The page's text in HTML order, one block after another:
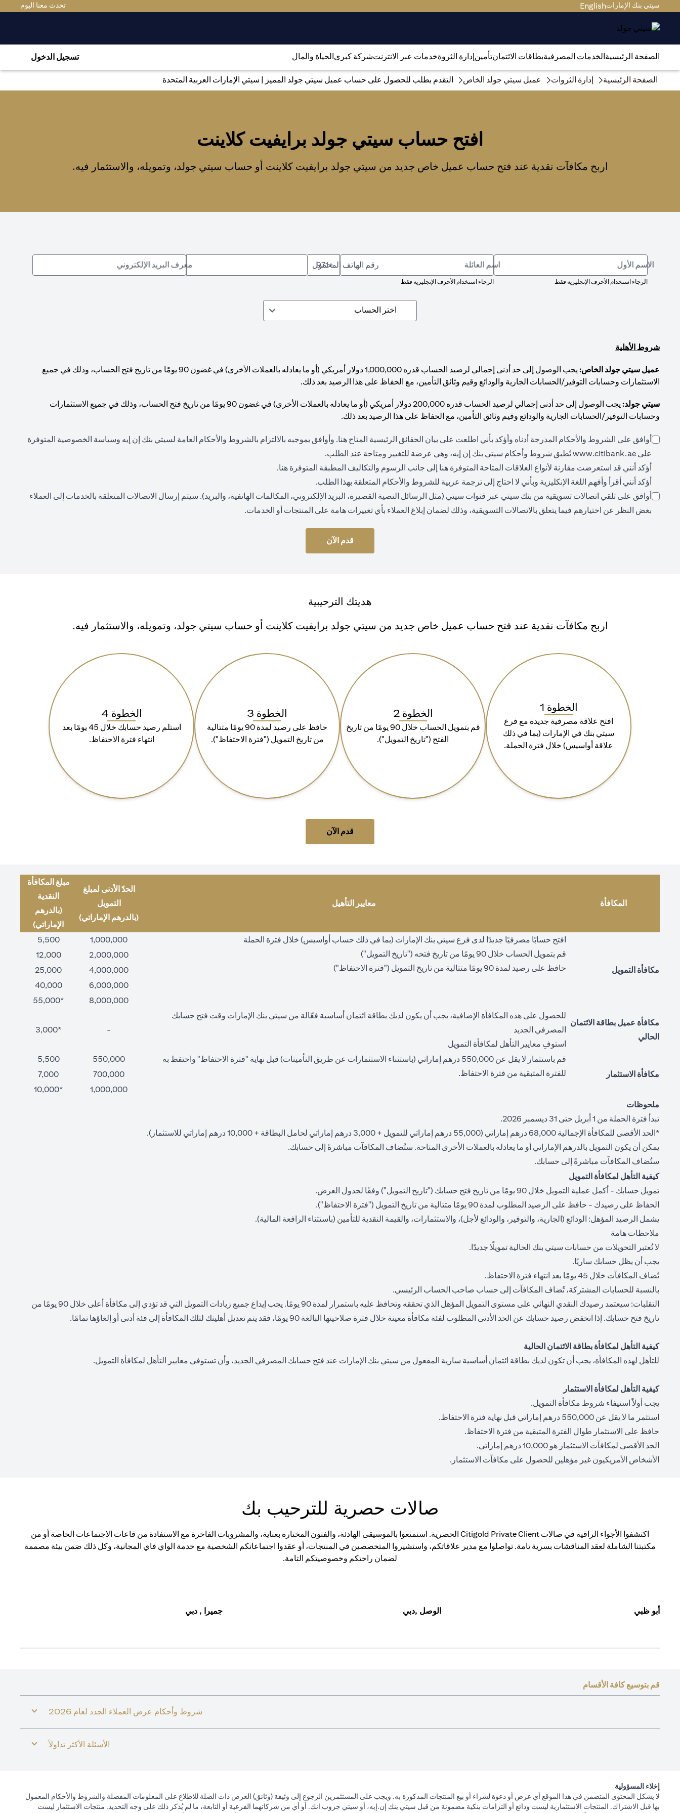
سيتي بنك الإماراتEnglish تحدث معنا اليوم
الصفحة الرئيسيةالخدمات المصرفيةبطاقات الائتمانتأمينإدارة الثروةخدمات عبر الانترنتشركة كبرىالحياة والمال تسجيل الدخول
الصفحة الرئيسية إدارة الثروات عميل سيتي جولد الخاص التقدم بطلب للحصول على حساب عميل سيتي جولد المميز | سيتي الإمارات العربية المتحدة
افتح حساب سيتي جولد برايفيت كلاينت
اربح مكافآت نقدية عند فتح حساب عميل خاص جديد من سيتي جولد برايفيت كلاينت أو حساب سيتي جولد، وتمويله، والاستثمار فيه.
الرجاء استخدام الأحرف الإنجليزية فقط
الاسم الأول
الرجاء استخدام الأحرف الإنجليزية فقط
اسم العائلة +971
رقم الهاتف المحمول معرف البريد الإلكتروني
شروط الأهلية
عميل سيتي جولد الخاص:
يجب الوصول إلى حد أدنى إجمالي لرصيد الحساب قدره 1,000,000 دولار أمريكي (أو ما يعادله بالعملات الأخرى) في غضون 90 يومًا من تاريخ فتح الحساب، وذلك في جميع
الاستثمارات وحسابات التوفير/الحسابات الجارية والودائع وقيم وثائق التأمين، مع الحفاظ على هذا الرصيد بعد ذلك.
سيتي جولد:
يجب الوصول إلى حد أدنى إجمالي لرصيد الحساب قدره 200,000 دولار أمريكي (أو ما يعادله بالعملات الأخرى) في غضون 90 يومًا من تاريخ فتح الحساب، وذلك في جميع الاستثمارات
وحسابات التوفير/الحسابات الجارية والودائع وقيم وثائق التأمين، مع الحفاظ على هذا الرصيد بعد ذلك.
أوافق على الشروط والأحكام المدرجة أدناه وأؤكد بأني اطلعت على بيان الحقائق الرئيسية المتاح هنا(opens in a new tab). وأوافق بموجبه بالالتزام بالشروط والأحكام العامة لسيتي بنك إن إيه وسياسة الخصوصية المتوفرة
على www.citibank.ae
(opens in a new tab)تُطبق شروط وأحكام سيتي بنك إن إيه، وهي عرضة للتغيير ومتاحة عند الطلب.
أؤكد أنني قد استعرضت مقارنة لأنواع العلاقات المتاحة المتوفرة هنا إلى جانب الرسوم والتكاليف المطبقة المتوفرة هنا(opens in a new tab).
أؤكد أنني أقرأ وأفهم اللغة الإنكليزية وبأني لا احتاج إلى ترجمة عربية للشروط والأحكام المتعلقة بهذا الطلب.
أوافق على تلقي اتصالات تسويقية من بنك سيتي عبر قنوات سيتي (مثل الرسائل النصية القصيرة، البريد الإلكتروني، المكالمات الهاتفية، والبريد). سيتم إرسال الاتصالات المتعلقة بالخدمات إلى العملاء
بغض النظر عن اختيارهم فيما يتعلق بالاتصالات التسويقية، وذلك لضمان إبلاغ العملاء بأي تغييرات هامة على المنتجات أو الخدمات.
قدم الآن
هديتك الترحيبية
اربح مكافآت نقدية عند فتح حساب عميل خاص جديد من سيتي جولد برايفيت كلاينت أو حساب سيتي جولد، وتمويله، والاستثمار فيه.
الخطوة 1
افتح علاقة مصرفية جديدة مع فرع
سيتي بنك في الإمارات (بما في ذلك
علاقة أواسيس) خلال فترة الحملة.
الخطوة 2
قم بتمويل الحساب خلال 90 يومًا من تاريخ
الفتح ("تاريخ التمويل").
الخطوة 3
حافظ على رصيد لمدة 90 يومًا متتالية
من تاريخ التمويل ("فترة الاحتفاظ").
الخطوة 4
استلم رصيد حسابك خلال 45 يومًا بعد
انتهاء فترة الاحتفاظ.
قدم الآن
المكافأة معايير التأهيل
الحدّ الأدنى لمبلغ
التمويل
(بالدرهم الإماراتي)
مبلغ المكافأة
النقدية
(بالدرهم
الإماراتي)
مكافأة التمويل
افتح حسابًا مصرفيًا جديدًا لدى فرع سيتي بنك الإمارات (بما في ذلك حساب أواسيس) خلال فترة الحملة
قم بتمويل الحساب خلال 90 يومًا من تاريخ فتحه ("تاريخ التمويل")
حافظ على رصيد لمدة 90 يومًا متتالية من تاريخ التمويل ("فترة الاحتفاظ")
1,000,000
5,500
2,000,000
12,000
4,000,000
25,000
6,000,000
40,000
8,000,000
*55,000
مكافأة عميل بطاقة الائتمان
الحالي
للحصول على هذه المكافأة الإضافية، يجب أن يكون لديك بطاقة ائتمان أساسية فعّالة من سيتي بنك الإمارات وقت فتح حسابك
المصرفي الجديد
استوفِ معايير التأهل لمكافأة التمويل
-
*3,000
مكافأة الاستثمار
قم باستثمار لا يقل عن 550,000 درهم إماراتي (باستثناء الاستثمارات عن طريق التأمينات) قبل نهاية "فترة الاحتفاظ" واحتفظ به
للفترة المتبقية من فترة الاحتفاظ.
550,000
5,500
700,000
7,000
1,000,000
*10,000
ملحوظات
تبدأ فترة الحملة من 1 أبريل حتى 31 ديسمبر 2026.
*الحد الأقصى للمكافأة الإجمالية 68,000 درهم إماراتي (55,000 درهم إماراتي للتمويل + 3,000 درهم إماراتي لحامل البطاقة + 10,000 درهم إماراتي للاستثمار).
يمكن أن يكون التمويل بالدرهم الإماراتي أو ما يعادله بالعملات الأخرى المتاحة. ستُضاف المكافآت مباشرةً إلى حسابك.
ستُضاف المكافآت مباشرةً إلى حسابك.
كيفية التأهل لمكافأة التمويل
تمويل حسابك - أكمل عملية التمويل خلال 90 يومًا من تاريخ فتح حسابك ("تاريخ التمويل") وفقًا لجدول العرض.
الحفاظ على رصيدك - حافظ على الرصيد المطلوب لمدة 90 يومًا متتالية من تاريخ التمويل ("فترة الاحتفاظ").
يشمل الرصيد المؤهل: الودائع (الجارية، والتوفير، والودائع لأجل)، والاستثمارات، والقيمة النقدية للتأمين (باستثناء الرافعة المالية).
ملاحظات هامة
لا تُعتبر التحويلات من حسابات سيتي بنك الحالية تمويلًا جديدًا.
يجب أن يظل حسابك ساريًا.
تُضاف المكافآت خلال 45 يومًا بعد انتهاء فترة الاحتفاظ.
بالنسبة للحسابات المشتركة، تُضاف المكافآت إلى حساب صاحب الحساب الرئيسي.
التقلبات: سيعتمد رصيدك النقدي النهائي على مستوى التمويل المؤهل الذي تحققه وتحافظ عليه باستمرار لمدة 90 يومًا. يجب إيداع جميع زيادات التمويل التي قد تؤدي إلى مكافأة أعلى خلال 90 يومًا من
تاريخ فتح حسابك. إذا انخفض رصيد حسابك عن الحد الأدنى المطلوب لفئة مكافأة معينة خلال فترة صلاحيتها البالغة 90 يومًا، فقد يتم تعديل أهليتك لتلك المكافأة إلى فئة أدنى أو إلغاؤها تمامًا.
كيفية التأهل لمكافأة بطاقة الائتمان الحالية
للتأهل لهذه المكافأة، يجب أن تكون لديك بطاقة ائتمان أساسية سارية المفعول من سيتي بنك الإمارات عند فتح حسابك المصرفي الجديد، وأن تستوفي معايير التأهل لمكافأة التمويل.
كيفية التأهل لمكافأة الاستثمار
يجب أولاً استيفاء شروط مكافأة التمويل.
استثمر ما لا يقل عن 550,000 درهم إماراتي قبل نهاية فترة الاحتفاظ.
حافظ على الاستثمار طوال الفترة المتبقية من فترة الاحتفاظ.
الحد الأقصى لمكافآت الاستثمار هو 10,000 درهم إماراتي.
الأشخاص الأمريكيون غير مؤهلين للحصول على مكافآت الاستثمار.
صالات حصرية للترحيب بك
اكتشفوا الأجواء الراقية في صالات Citigold Private Client الحصرية. استمتعوا بالموسيقى الهادئة، والفنون المختارة بعناية، والمشروبات الفاخرة مع الاستفادة من قاعات الاجتماعات الخاصة أو من
مكتبتنا الشاملة لعقد المناقشات بسرية تامة. تواصلوا مع مدير علاقاتكم، واستشيروا المتخصصين في المنتجات، أو عقدوا اجتماعاتكم الشخصية مع خدمة الواي فاي المجانية، وكل ذلك ضمن بيئة مصممة
لضمان راحتكم وخصوصيتكم التامة.
أبو ظبي الوصل ,دبي جميرا , دبي
قم بتوسيع كافة الأقسام
شروط وأحكام عرض العملاء الجدد لعام 2026
الأسئلة الأكثر تداولاً
إخلاء المسؤولية
لا يشكل المحتوى المتضمن في هذا الموقع أي عرض أو دعوة لشراء أو بيع المنتجات المذكورة به. ويجب على المستثمرين الرجوع إلى وثيقة (وثائق) العرض ذات الصلة للاطلاع على المعلومات المفصلة والشروط والأحكام المعمول
بها قبل الاشتراك. المنتجات الاستثمارية ليست ودائع أو التزامات بنكية مضمونة من قبل سيتي بنك إن.إيه، أو سيتي جروب انك. أو أي من شركاتهما الفرعية أو التابعة، ما لم يُذكر ذلك على وجه التحديد. منتجات الاستثمار ليست